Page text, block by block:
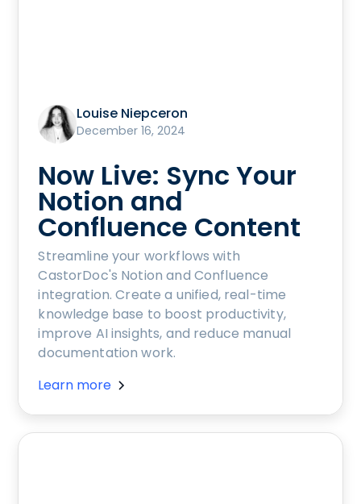
Louise Niepceron
December 16, 2024
Now Live: Sync Your
Notion and
Confluence Content
Streamline your workflows with
CastorDoc's Notion and Confluence
integration. Create a unified, real-time
knowledge base to boost productivity,
improve AI insights, and reduce manual
documentation work.
Learn more